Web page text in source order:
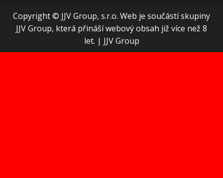
Copyright © JJV Group, s.r.o. Web je součástí skupiny
JJV Group, která přináší webový obsah již více než 8
let. | JJV Group